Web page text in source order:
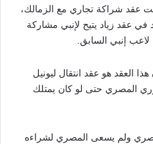
عقد شراكة تجاري مع الزمالك،
عقد زياد يتيح لإنبي مشاركة
لاعب إنبي السابق.
العقد هو عقد انتقال ليونيل
المصري حتى لو كان يمتلك
ولم يسعى المصري لشراءه